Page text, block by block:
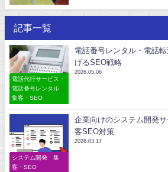
記事一覧
電話代行サービス・
電話番号レンタル
集客・SEO
電話番号レンタル・電話
げるSEO戦略
2026.05.06
システム開発 集
客・SEO
企業向けのシステム開発
客SEO対策
2026.03.17